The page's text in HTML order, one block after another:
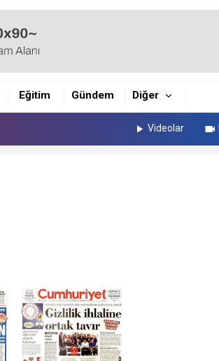
Eğitim Gündem Diğer
Videolar